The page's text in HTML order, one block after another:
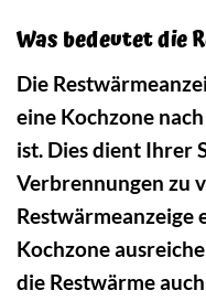
Was bedeutet die
Die
eine Kochzone
ist. Dies dient Ihrer
Verbrennungen zu
Restwärmeanzeige
Kochzone
die Restwärme